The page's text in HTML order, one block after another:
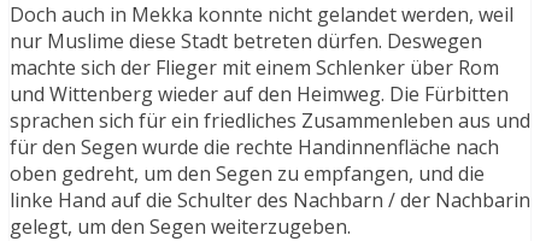
Doch auch in Mekka konnte nicht gelandet werden, weil
nur Muslime diese Stadt betreten dürfen. Deswegen
machte sich der Flieger mit einem Schlenker über Rom
und Wittenberg wieder auf den Heimweg. Die Fürbitten
sprachen sich für ein friedliches Zusammenleben aus und
für den Segen wurde die rechte Handinnenfläche nach
oben gedreht, um den Segen zu empfangen, und die
linke Hand auf die Schulter des Nachbarn / der Nachbarin
gelegt, um den Segen weiterzugeben.